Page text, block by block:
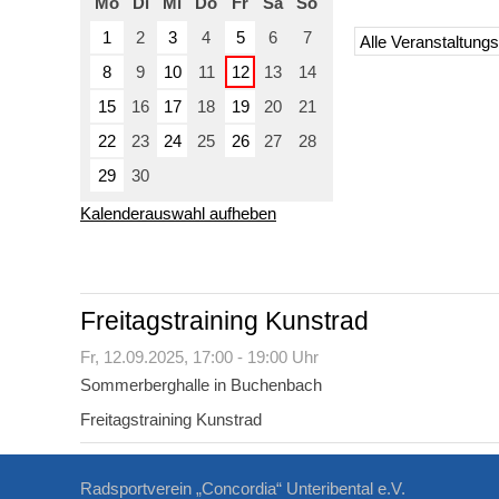
1
2 3 4 5 6
7
8
9 10 11 12 13
14
15
16 17 18 19 20
21
22
23 24 25 26 27
28
29
30
Kalenderauswahl aufheben
Freitagstraining Kunstrad
Fr, 12.09.2025, 17:00 - 19:00 Uhr
Sommerberghalle in Buchenbach
Freitagstraining Kunstrad
Radsportverein „Concordia“ Unteribental e.V.